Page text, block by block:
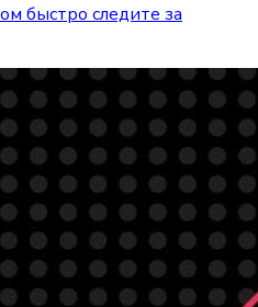
быстро следите за